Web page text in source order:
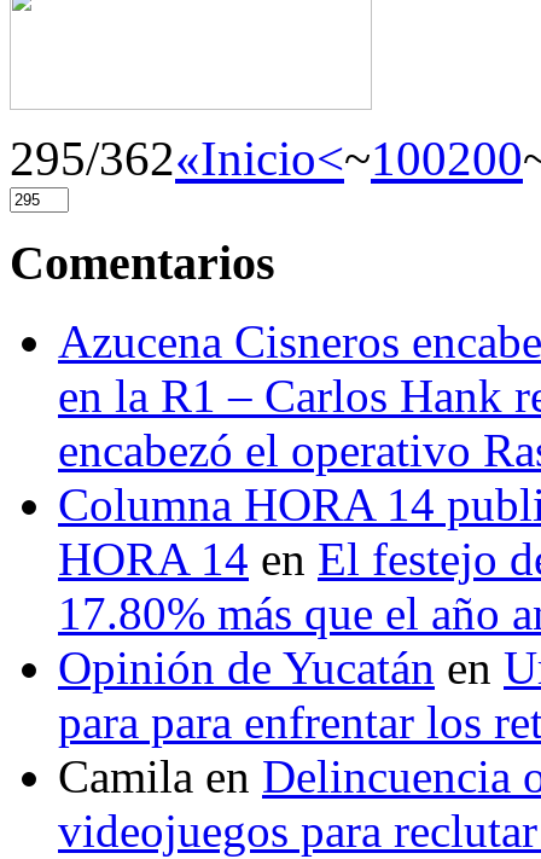
295/362«Inicio<~100200
Comentarios
Azucena Cisneros
en la R1 – Carlos Hank
encabezó el operativo
Columna HORA 14
HORA 14 en El festejo
17.80% más que el año
Opinión de Yucatán en
para para enfrentar los
Camila en Delincuencia
videojuegos para